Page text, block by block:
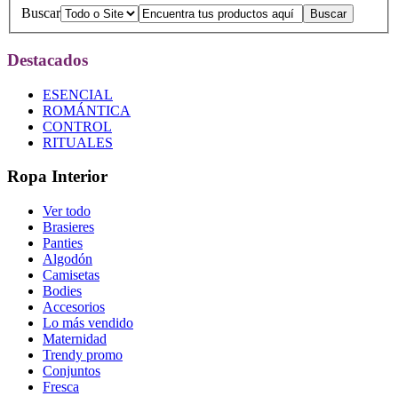
Buscar
Destacados
ESENCIAL
ROMÁNTICA
CONTROL
RITUALES
Ropa Interior
Ver todo
Brasieres
Panties
Algodón
Camisetas
Bodies
Accesorios
Lo más vendido
Maternidad
Trendy promo
Conjuntos
Fresca